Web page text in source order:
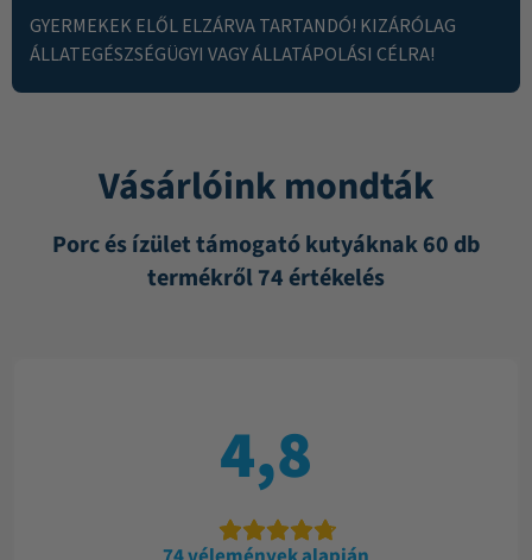
GYERMEKEK ELŐL ELZÁRVA TARTANDÓ! KIZÁRÓLAG
ÁLLATEGÉSZSÉGÜGYI VAGY ÁLLATÁPOLÁSI CÉLRA!
Vásárlóink mondták
Porc és ízület támogató kutyáknak 60 db
termékről 74 értékelés
4,8